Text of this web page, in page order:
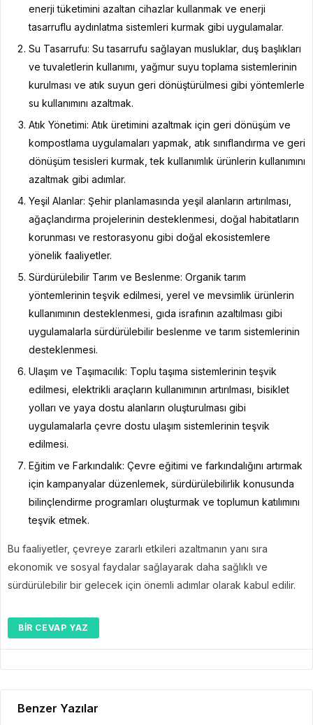
enerji tüketimini azaltan cihazlar kullanmak ve enerji
tasarruflu aydınlatma sistemleri kurmak gibi uygulamalar.
Su Tasarrufu: Su tasarrufu sağlayan musluklar, duş başlıkları
ve tuvaletlerin kullanımı, yağmur suyu toplama sistemlerinin
kurulması ve atık suyun geri dönüştürülmesi gibi yöntemlerle
su kullanımını azaltmak.
Atık Yönetimi: Atık üretimini azaltmak için geri dönüşüm ve
kompostlama uygulamaları yapmak, atık sınıflandırma ve geri
dönüşüm tesisleri kurmak, tek kullanımlık ürünlerin kullanımını
azaltmak gibi adımlar.
Yeşil Alanlar: Şehir planlamasında yeşil alanların artırılması,
ağaçlandırma projelerinin desteklenmesi, doğal habitatların
korunması ve restorasyonu gibi doğal ekosistemlere
yönelik faaliyetler.
Sürdürülebilir Tarım ve Beslenme: Organik tarım
yöntemlerinin teşvik edilmesi, yerel ve mevsimlik ürünlerin
kullanımının desteklenmesi, gıda israfının azaltılması gibi
uygulamalarla sürdürülebilir beslenme ve tarım sistemlerinin
desteklenmesi.
Ulaşım ve Taşımacılık: Toplu taşıma sistemlerinin teşvik
edilmesi, elektrikli araçların kullanımının artırılması, bisiklet
yolları ve yaya dostu alanların oluşturulması gibi
uygulamalarla çevre dostu ulaşım sistemlerinin teşvik
edilmesi.
Eğitim ve Farkındalık: Çevre eğitimi ve farkındalığını artırmak
için kampanyalar düzenlemek, sürdürülebilirlik konusunda
bilinçlendirme programları oluşturmak ve toplumun katılımını
teşvik etmek.
Bu faaliyetler, çevreye zararlı etkileri azaltmanın yanı sıra
ekonomik ve sosyal faydalar sağlayarak daha sağlıklı ve
sürdürülebilir bir gelecek için önemli adımlar olarak kabul edilir.
BIR CEVAP YAZ
Benzer Yazılar